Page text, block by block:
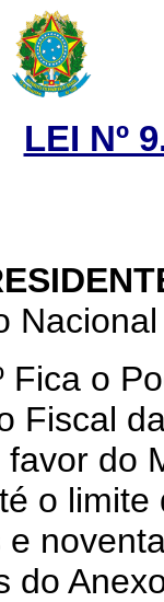
LEI Nº
o
Fiscal
favor do
o
e
do